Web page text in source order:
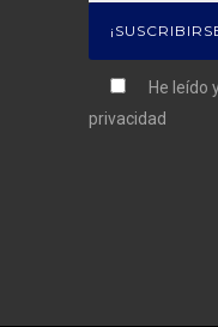
He leído
privacidad